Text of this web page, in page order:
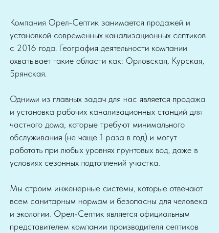
Компания Орел-Септик занимается продажей и
установкой современных канализационных септиков
с 2016 года. География деятельности компании
охватывает такие области как: Орловская, Курская,
Брянская.
Одними из главных задач для нас является продажа
и установка рабочих канализационных станций для
частного дома, которые требуют минимального
обслуживания (не чаще 1 раза в год) и могут
работать при любых уровнях грунтовых вод, даже в
условиях сезонных подтоплений участка.
Мы строим инженерные системы, которые отвечают
всем санитарным нормам и безопасны для человека
и экологии. Орел-Септик является официальным
представителем компании производителя септиков